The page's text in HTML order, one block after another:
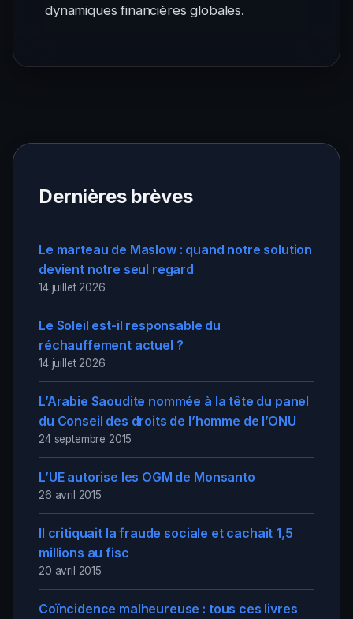
dynamiques financières globales.
Dernières brèves
Le marteau de Maslow : quand notre solution
devient notre seul regard
14 juillet 2026
Le Soleil est-il responsable du
réchauffement actuel ?
14 juillet 2026
L’Arabie Saoudite nommée à la tête du panel
du Conseil des droits de l’homme de l’ONU
24 septembre 2015
L’UE autorise les OGM de Monsanto
26 avril 2015
Il critiquait la fraude sociale et cachait 1,5
millions au fisc
20 avril 2015
Coïncidence malheureuse : tous ces livres